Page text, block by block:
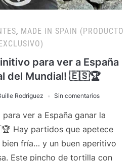
, MADE IN SPAIN (PRODUCTO
para ver a España
del Mundial! 🇪🇸🏆
Rodriguez Sin comentarios
ver a España ganar la
Hay partidos que apetece
fría… y un buen aperitivo
Este pincho de tortilla con